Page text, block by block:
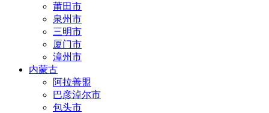
莆田市
泉州市
三明市
厦门市
漳州市
内蒙古
阿拉善盟
巴彦淖尔市
包头市